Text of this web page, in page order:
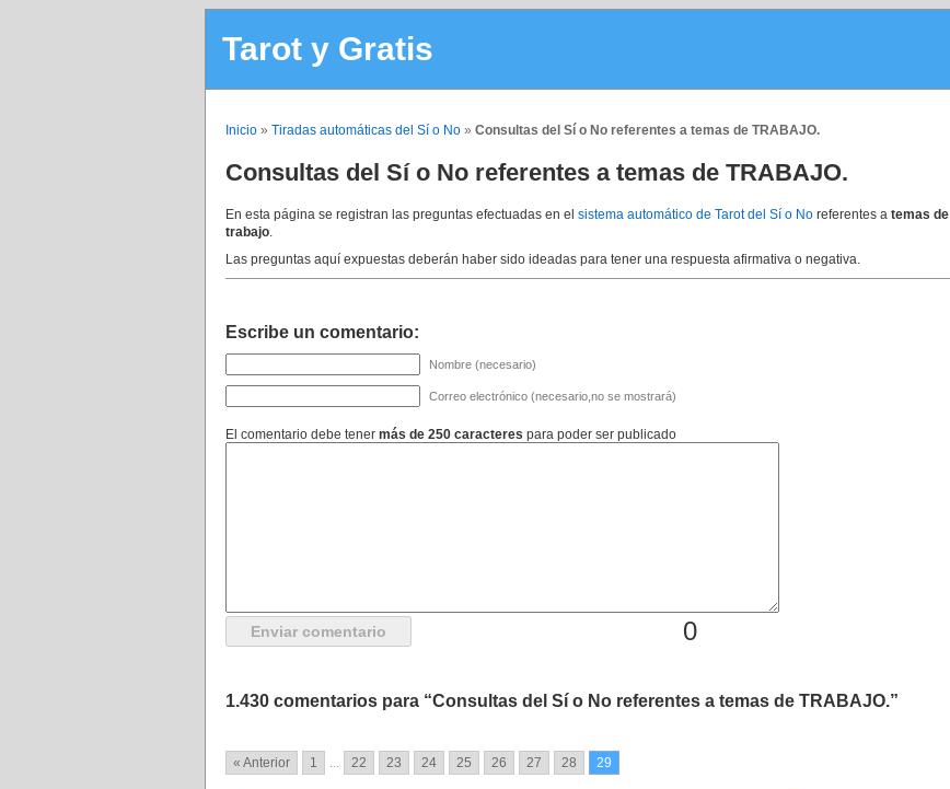
Tarot y Gratis
Inicio » Tiradas automáticas del Sí o No » Consultas del Sí o No referentes a temas de TRABAJO.
Consultas del Sí o No referentes a temas de TRABAJO.
En esta página se registran las preguntas efectuadas en el sistema automático de Tarot del Sí o No referentes a temas de
trabajo
Las preguntas aquí expuestas deberán haber sido ideadas para tener una respuesta afirmativa o negativa.
Escribe un comentario:
Nombre (necesario)
Correo electrónico (necesario,no se mostrará)
El comentario debe tener más de 250 caracteres para poder ser publicado
0
1.430 comentarios para “Consultas del Sí o No referentes a temas de TRABAJO.”
« Anterior 1 ... 22 23 24 25 26 27 28 29